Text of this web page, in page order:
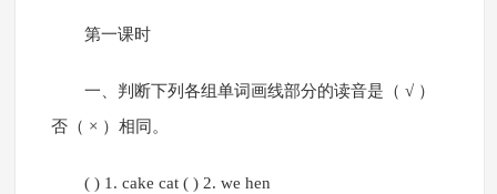
第一课时
一、判断下列各组单词画线部分的读音是（ √ ）
否（ × ）相同。
( ) 1. cake cat ( ) 2. we hen